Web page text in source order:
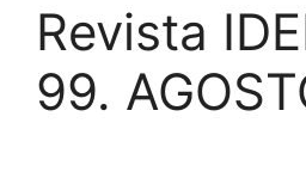
Revista
99.